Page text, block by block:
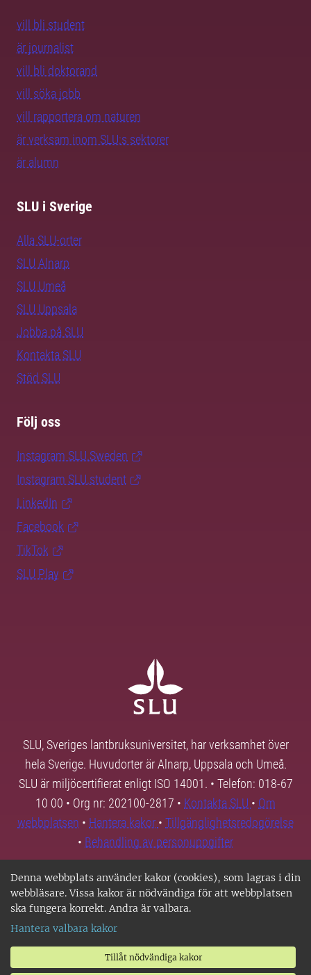
Denna webbplats använder kakor (cookies), som lagras i din
webbläsare. Vissa kakor är nödvändiga för att webbplatsen
ska fungera korrekt. Andra är valbara.
Hantera valbara kakor
Tillåt nödvändiga kakor
vill bli student
är journalist
vill bli doktorand
vill söka jobb
vill rapportera om naturen
är verksam inom SLU:s sektorer
är alumn
SLU i Sverige
Alla SLU-orter
SLU Alnarp
SLU Umeå
SLU Uppsala
Jobba på SLU
Kontakta SLU
Stöd SLU
Följ oss
Instagram SLU.Sweden
Instagram SLU.student
LinkedIn
Facebook
TikTok
SLU Play
SLU, Sveriges lantbruksuniversitet, har verksamhet över
hela Sverige. Huvudorter är Alnarp, Uppsala och Umeå.
SLU är miljöcertifierat enligt ISO 14001. • Telefon: 018-67
10 00 • Org nr: 202100-2817 • Kontakta SLU • Om
webbplatsen • Hantera kakor • Tillgänglighetsredogörelse
• Behandling av personuppgifter